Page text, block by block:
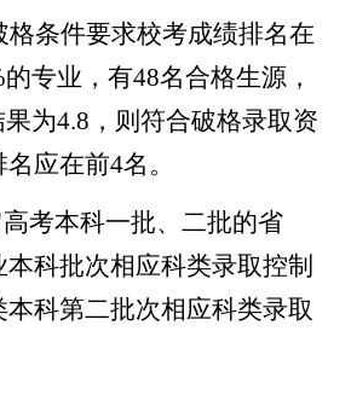
格条件要求校考成绩排名在
专业，有48名合格生源，
为4.8，则符合破格录取资
应在前4名。
考本科一批、二批的省
科批次相应科类录取控制
科第二批次相应科类录取